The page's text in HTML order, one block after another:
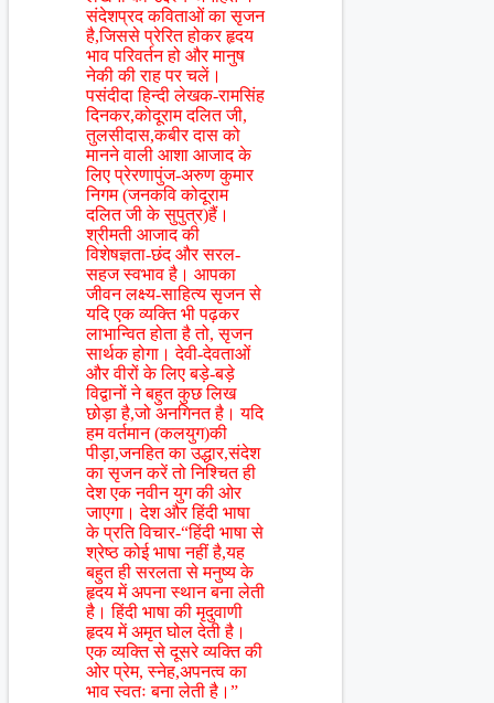
संदेशप्रद कविताओं का सृजन
है,जिससे प्रेरित होकर हृदय
भाव परिवर्तन हो और मानुष
नेकी की राह पर चलें।
पसंदीदा हिन्दी लेखक-रामसिंह
दिनकर,कोदूराम दलित जी,
तुलसीदास,कबीर दास को
मानने वाली आशा आजाद के
लिए प्रेरणापुंज-अरुण कुमार
निगम (जनकवि कोदूराम
दलित जी के सुपुत्र)हैं।
श्रीमती आजाद की
विशेषज्ञता-छंद और सरल-
सहज स्वभाव है। आपका
जीवन लक्ष्य-साहित्य सृजन से
यदि एक व्यक्ति भी पढ़कर
लाभान्वित होता है तो, सृजन
सार्थक होगा। देवी-देवताओं
और वीरों के लिए बड़े-बड़े
विद्वानों ने बहुत कुछ लिख
छोड़ा है,जो अनगिनत है। यदि
हम वर्तमान (कलयुग)की
पीड़ा,जनहित का उद्धार,संदेश
का सृजन करें तो निश्चित ही
देश एक नवीन युग की ओर
जाएगा। देश और हिंदी भाषा
के प्रति विचार-“हिंदी भाषा से
श्रेष्ठ कोई भाषा नहीं है,यह
बहुत ही सरलता से मनुष्य के
हृदय में अपना स्थान बना लेती
है। हिंदी भाषा की मृदुवाणी
हृदय में अमृत घोल देती है।
एक व्यक्ति से दूसरे व्यक्ति की
ओर प्रेम, स्नेह,अपनत्व का
भाव स्वतः बना लेती है।”